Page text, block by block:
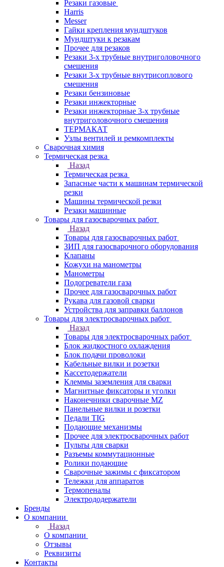
Резаки газовые
Harris
Messer
Гайки крепления мундштуков
Мундштуки к резакам
Прочее для резаков
Резаки 3-х трубные внутриголовочного
смешения
Резаки 3-х трубные внутрисоплового
смешения
Резаки бензиновые
Резаки инжекторные
Резаки инжекторные 3-х трубные
внутриголовочного смешения
ТЕРМАКАТ
Узлы вентилей и ремкомплекты
Сварочная химия
Термическая резка
Назад
Термическая резка
Запасные части к машинам термической
резки
Машины термической резки
Резаки машинные
Товары для газосварочных работ
Назад
Товары для газосварочных работ
ЗИП для газосварочного оборудования
Клапаны
Кожухи на манометры
Манометры
Подогреватели газа
Прочее для газосварочных работ
Рукава для газовой сварки
Устройства для заправки баллонов
Товары для электросварочных работ
Назад
Товары для электросварочных работ
Блок жидкостного охлаждения
Блок подачи проволоки
Кабельные вилки и розетки
Кассетодержатели
Клеммы заземления для сварки
Магнитные фиксаторы и уголки
Наконечники сварочные MZ
Панельные вилки и розетки
Педали TIG
Подающие механизмы
Прочее для электросварочных работ
Пульты для сварки
Разъемы коммутационные
Ролики подающие
Сварочные зажимы с фиксатором
Тележки для аппаратов
Термопеналы
Электрододержатели
Бренды
О компании
Назад
О компании
Отзывы
Реквизиты
Контакты